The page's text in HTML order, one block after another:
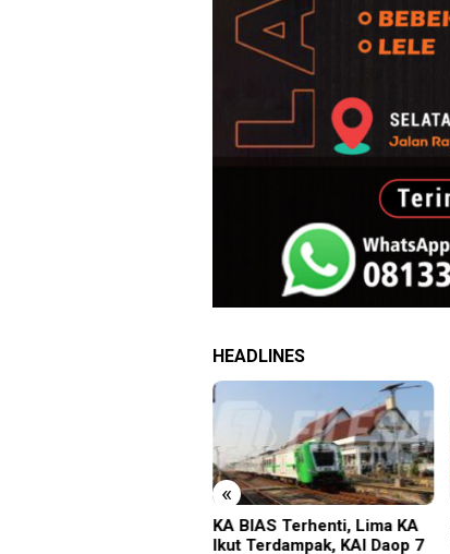
HEADLINES
«
KA BIAS Terhenti, Lima KA
Ikut Terdampak, KAI Daop 7